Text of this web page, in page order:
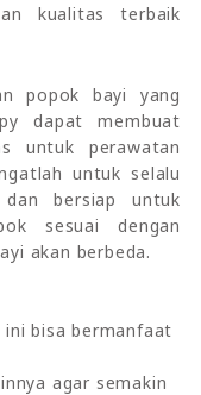
kualitas terbaik
popok bayi yang
dapat membuat
untuk perawatan
untuk selalu
bersiap untuk
sesuai dengan
akan berbeda.
ini bisa bermanfaat
agar semakin